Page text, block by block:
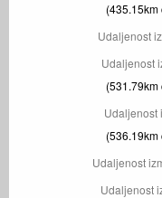
(435.15km
Udaljenost
Udaljenost
(531.79km
Udaljenost
(536.19km
Udaljenost
Udaljenost